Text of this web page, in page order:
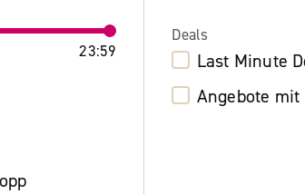
23:59
Deals
Last Minute
Angebote